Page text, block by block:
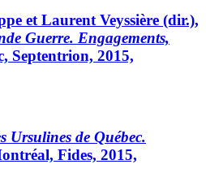
et Laurent Veyssière (dir.),
Guerre. Engagements,
Septentrion, 2015,
Ursulines de Québec.
Fides, 2015,